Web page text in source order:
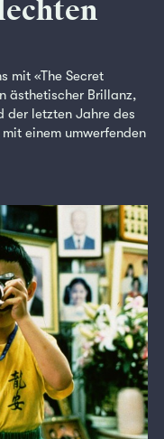
mit «The Secret
ästhetischer Brillanz,
der letzten Jahre des
einem umwerfenden